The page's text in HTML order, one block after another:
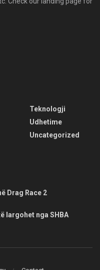
Teknologji
Udhetime
Uncategorized
Drag Race 2
largohet nga SHBA